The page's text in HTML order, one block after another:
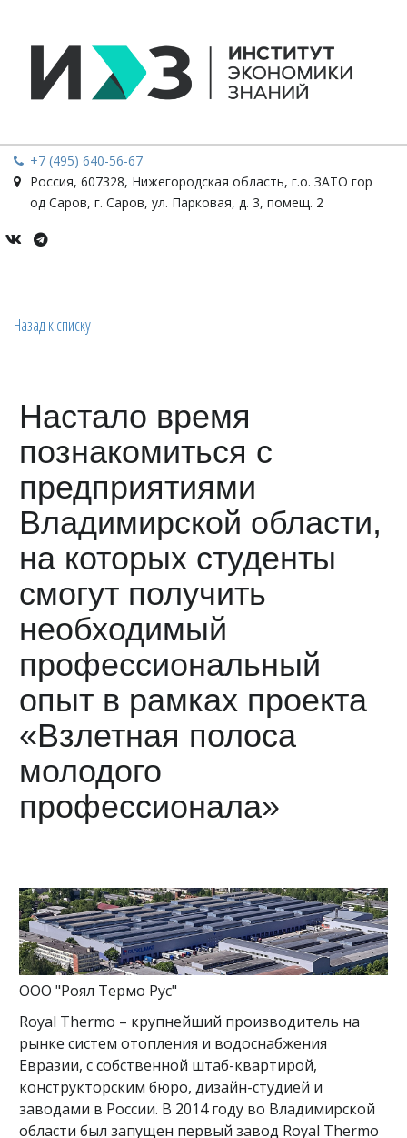
+7 (495) 640-56-67
Россия, 607328, Нижегородская область, г.о. ЗАТО гор
од Саров, г. Саров, ул. Парковая, д. 3, помещ. 2
Назад к списку
Настало время
познакомиться с
предприятиями
Владимирской области,
на которых студенты
смогут получить
необходимый
профессиональный
опыт в рамках проекта
«Взлетная полоса
молодого
профессионала»
ООО "Роял Термо Рус"
Royal Thermo – крупнейший производитель на
рынке систем отопления и водоснабжения
Евразии, с собственной штаб-квартирой,
конструкторским бюро, дизайн-студией и
заводами в России. В 2014 году во Владимирской
области был запущен первый завод Royal Thermo